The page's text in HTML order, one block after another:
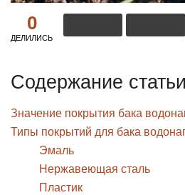
0
ДЕЛИЛИСЬ
Содержание статьи
Значение покрытия бака
Типы покрытий для бака
Эмаль
Нержавеющая сталь
Пластик